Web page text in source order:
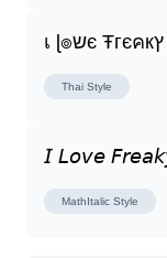
Thai Style
𝘐 𝘓𝘰𝘷𝘦
MathItalic Style